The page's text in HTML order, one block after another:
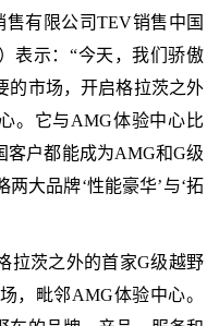
有限公司TEV销售中国
表示：“今天，我们骄傲
的市场，开启格拉茨之外
。它与AMG体验中心比
客户都能成为AMG和G级
大品牌‘性能豪华’与‘拓
茨之外的首家G级越野
，毗邻AMG体验中心。